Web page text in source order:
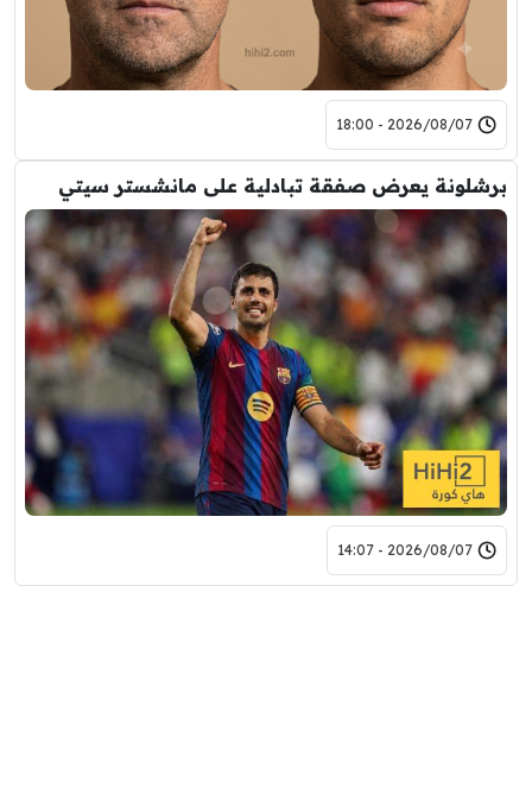
2026/08/07 - 18:00
برشلونة يعرض صفقة تبادلية على مانشستر سيتي
2026/08/07 - 14:07